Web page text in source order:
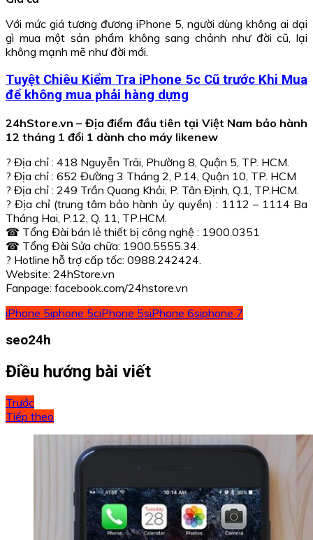
Với mức giá tương đương iPhone 5, người dùng không ai dại
gì mua một sản phẩm không sang chảnh như đời cũ, lại
không mạnh mẽ như đời mới.
Tuyệt Chiêu Kiểm Tra iPhone 5c Cũ trước Khi Mua
để không mua phải hàng dựng
24hStore.vn – Địa điểm đầu tiên tại Việt Nam bảo hành
12 tháng 1 đổi 1 dành cho máy likenew
? Địa chỉ : 418 Nguyễn Trãi, Phường 8, Quận 5, TP. HCM.
? Địa chỉ : 652 Đường 3 Tháng 2, P.14, Quận 10, TP. HCM
? Địa chỉ : 249 Trần Quang Khải, P. Tân Định, Q.1, TP.HCM.
? Địa chỉ (trung tâm bảo hành ủy quyền) : 1112 – 1114 Ba
Tháng Hai, P.12, Q. 11, TP.HCM.
☎ Tổng Đài bán lẻ thiết bị công nghệ : 1900.0351
☎ Tổng Đài Sửa chữa: 1900.5555.34.
? Hotline hỗ trợ cấp tốc: 0988.242424.
Website: 24hStore.vn
Fanpage: facebook.com/24hstore.vn
iPhone 5iphone 5ciPhone 5siPhone 6siphone 7
seo24h
Điều hướng bài viết
Trước
Tiếp theo